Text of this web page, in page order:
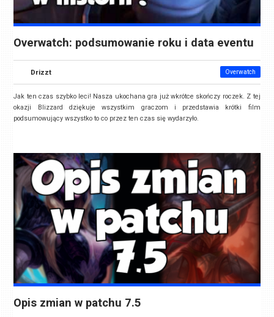
Overwatch: podsumowanie roku i data eventu
Drizzt Overwatch
Jak ten czas szybko leci! Nasza ukochana gra już wkrótce skończy roczek. Z tej
okazji Blizzard dziękuje wszystkim graczom i przedstawia krótki film
podsumowujący wszystko to co przez ten czas się wydarzyło.
Opis zmian w patchu 7.5